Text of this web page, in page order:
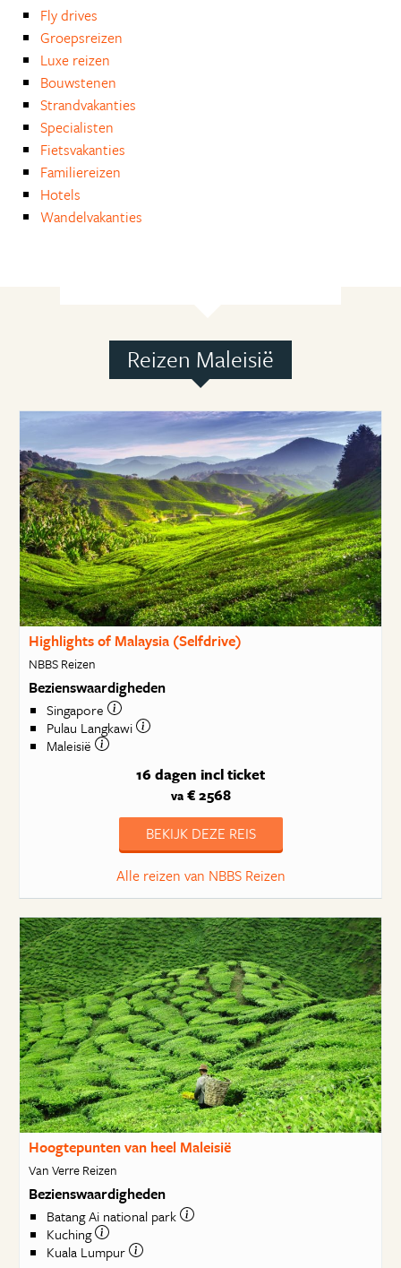
Fly drives
Groepsreizen
Luxe reizen
Bouwstenen
Strandvakanties
Specialisten
Fietsvakanties
Familiereizen
Hotels
Wandelvakanties
Reizen Maleisië
Highlights of Malaysia (Selfdrive)
NBBS Reizen
Bezienswaardigheden
Singapore
Pulau Langkawi
Maleisië
16 dagen incl ticket
va€ 2568
BEKIJK DEZE REIS
Alle reizen van NBBS Reizen
Hoogtepunten van heel Maleisië
Van Verre Reizen
Bezienswaardigheden
Batang Ai national park
Kuching
Kuala Lumpur